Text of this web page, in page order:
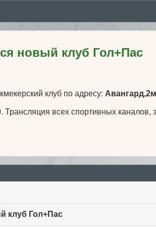
новый клуб Гол+Пас
клуб по адресу:
Трансляция всех спортивных каналов,
клуб Гол+Пас